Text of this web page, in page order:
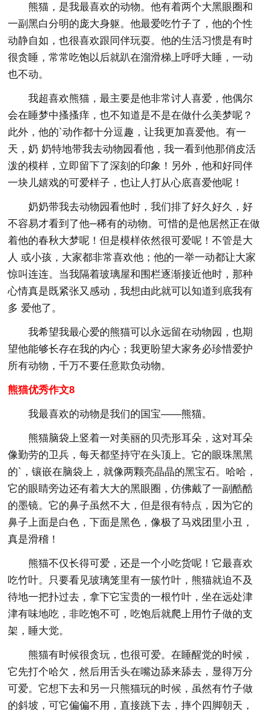
熊猫，是我最喜欢的动物。他有着两个大黑眼圈和
一副黑白分明的庞大身躯。他最爱吃竹子了，他的个性
动静自如，也很喜欢跟同伴玩耍。他的生活习惯是有时
很贪睡，常常吃饱以后就趴在溜滑梯上呼呼大睡，一动
也不动。
我超喜欢熊猫，最主要是他非常讨人喜爱，他偶尔
会在睡梦中搔搔痒，也不知道是不是在做什么美梦呢？
此外，他的`动作都十分逗趣，让我更加喜爱他。有一
天，奶 奶特地带我去动物园看他，我一看到他那俏皮活
泼的模样，立即留下了深刻的印象！另外，他和好同伴
一块儿嬉戏的可爱样子，也让人打从心底喜爱他呢！
奶奶带我去动物园看他时，我们排了好久好久，好
不容易才看到了他─稀有的动物。可惜的是他居然正在做
着他的春秋大梦呢！但是模样依然很可爱呢！不管是大
人 或小孩，大家都非常喜欢他；他的一举一动都让大家
惊叫连连。当我隔着玻璃屋和围栏逐渐接近他时，那种
心情真是既紧张又感动，我想由此就可以知道到底我有
多 爱他了。
我希望我最心爱的熊猫可以永远留在动物园，也期
望他能够长存在我的内心；我更盼望大家务必珍惜爱护
所有动物，千万不要任意欺负动物。
熊猫优秀作文8
我最喜欢的动物是我们的国宝——熊猫。
熊猫脑袋上竖着一对美丽的贝壳形耳朵，这对耳朵
像勤劳的卫兵，每天都坚持守在头顶上。它的眼珠黑黑
的`，镶嵌在脑袋上，就像两颗亮晶晶的黑宝石。哈哈，
它的眼睛旁边还有着大大的黑眼圈，仿佛戴了一副酷酷
的墨镜。它的鼻子虽然不大，但是很有特点，因为它的
鼻子上面是白色，下面是黑色，像极了马戏团里小丑，
真是滑稽！
熊猫不仅长得可爱，还是一个小吃货呢！它最喜欢
吃竹叶。只要看见玻璃笼里有一簇竹叶，熊猫就迫不及
待地一把扑过去，拿下它宝贵的一根竹叶，坐在远处津
津有味地吃，非吃饱不可，吃饱后就爬上用竹子做的支
架，睡大觉。
熊猫有时候很贪玩，也很可爱。在睡醒觉的时候，
它先打个哈欠，然后用舌头在嘴边舔来舔去，显得万分
可爱。它想下去和另一只熊猫玩的时候，虽然有竹子做
的斜坡，可它偏偏不用，直接跳下去，摔个四脚朝天，